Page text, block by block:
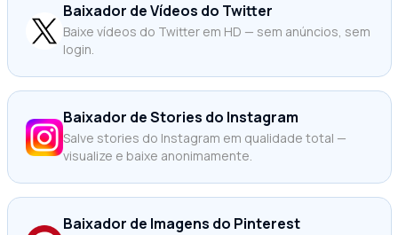
Baixador de Vídeos do Twitter
Baixe vídeos do Twitter em HD — sem anúncios, sem
login.
Baixador de Stories do Instagram
Salve stories do Instagram em qualidade total —
visualize e baixe anonimamente.
Baixador de Imagens do Pinterest